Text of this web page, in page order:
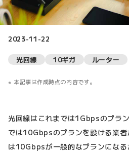
2023-11-22
光回線 10ギガ ルーター
本記事は作成時点の内容です。
光回線はこれまでは1Gbpsのプラ
では10Gbpsのプランを設ける業
は10Gbpsが一般的なプランになる